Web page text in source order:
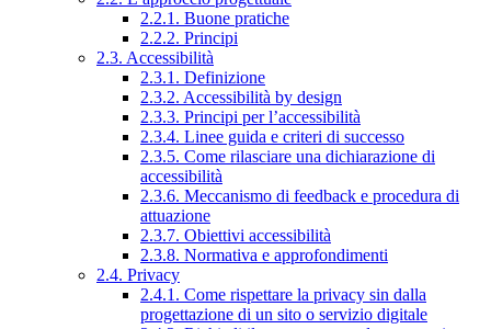
2.2.1. Buone pratiche
2.2.2. Principi
2.3. Accessibilità
2.3.1. Definizione
2.3.2. Accessibilità by design
2.3.3. Principi per l’accessibilità
2.3.4. Linee guida e criteri di successo
2.3.5. Come rilasciare una dichiarazione di
accessibilità
2.3.6. Meccanismo di feedback e procedura di
attuazione
2.3.7. Obiettivi accessibilità
2.3.8. Normativa e approfondimenti
2.4. Privacy
2.4.1. Come rispettare la privacy sin dalla
progettazione di un sito o servizio digitale